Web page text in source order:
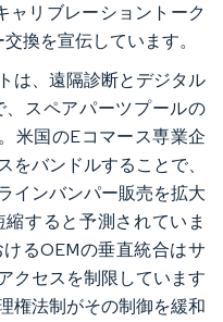
ャリブレーショントーク
換を宣伝しています。
は、遠隔診断とデジタル
スペアパーツプールの
米国のEコマース専業企
をバンドルすることで、
インバンパー販売を拡大
すると予測されていま
るOEMの垂直統合はサ
クセスを制限しています
権法制がその制御を緩和